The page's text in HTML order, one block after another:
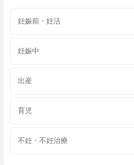
妊娠前・妊活
妊娠中
出産
育児
不妊・不妊治療